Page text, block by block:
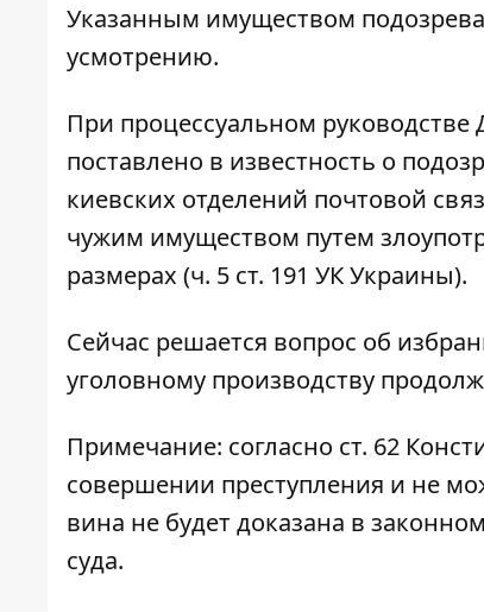
Указанным имуществом
усмотрению.
При процессуальном
поставлено в известность о
киевских отделений почтовой
чужим имуществом путем
размерах (ч. 5 ст. 191 УК Украины).
Сейчас решается вопрос об
уголовному производству
Примечание: согласно ст. 62
совершении преступления и не
вина не будет доказана в
суда.